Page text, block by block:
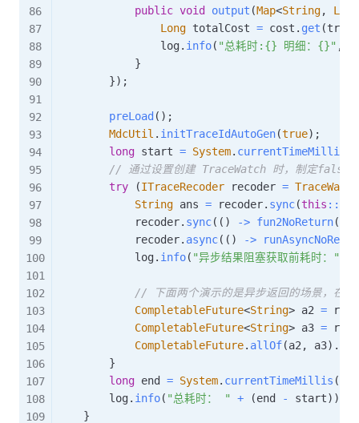
public void output (Map<String,
Long
Long totalCost = cost . get (
                log
. info( "总耗时:{} 明细：{}" ,
}
}) ;
preLoad ( ) ;
MdcUtil . initTraceIdAutoGen(true) ;
long start = System. currentTimeMillis
// 通过设置创建 TraceWatch 时，制定false，
try
(ITraceRecoder recoder = TraceWatch
String ans = recoder. sync(this ::
            recoder
. sync( ( ) -> fun2NoReturn(
            recoder
. async( ( ) ->
            log
. info( "异步结果阻塞获取前耗时："
// 下面两个演示的是异步返回的场景，在合
CompletableFuture<String> a2 =
CompletableFuture<String> a3 =
CompletableFuture. allOf(a2 , a3) .
}
long end = System. currentTimeMillis (
        log
. info( "总耗时： " + (end - start) )
}